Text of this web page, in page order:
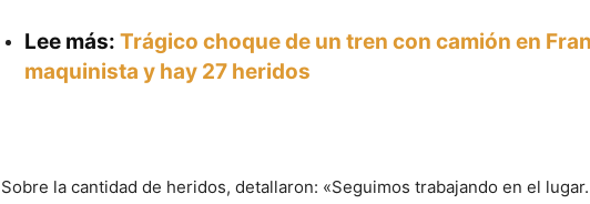
Lee más: Trágico choque de un tren con camión en
maquinista y hay 27 heridos
Sobre la cantidad de heridos, detallaron: «Seguimos trabajando en el lugar.